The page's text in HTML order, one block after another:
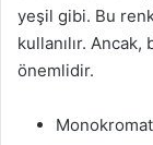
yeşil gibi. Bu
kullanılır.
önemlidir.